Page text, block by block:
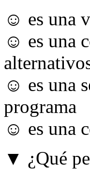
☺ es una
☺ es una
☺ es una
programa
☺ es una
▼ ¿Qué